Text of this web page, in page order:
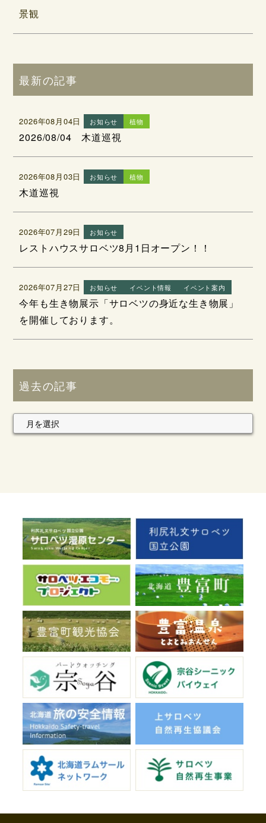
景観
最新の記事
2026年08月04日 お知らせ 植物
2026/08/04 木道巡視
2026年08月03日 お知らせ 植物
木道巡視
2026年07月29日 お知らせ
レストハウスサロベツ8月1日オープン！！
2026年07月27日 お知らせ イベント情報 イベント案内
今年も生き物展示「サロベツの身近な生き物展」
を開催しております。
過去の記事